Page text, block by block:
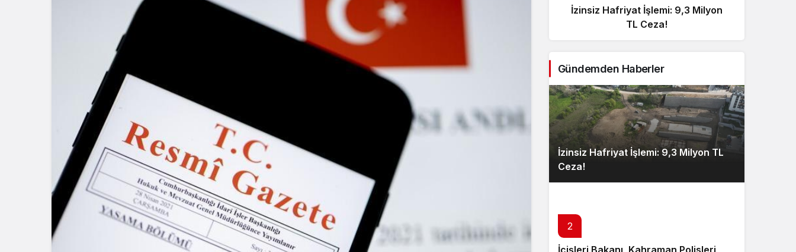
İzinsiz Hafriyat İşlemi: 9,3 Milyon
TL Ceza!
Gündemden Haberler
İzinsiz Hafriyat İşlemi: 9,3 Milyon TL
Ceza!
2
İçişleri Bakanı, Kahraman Polisleri